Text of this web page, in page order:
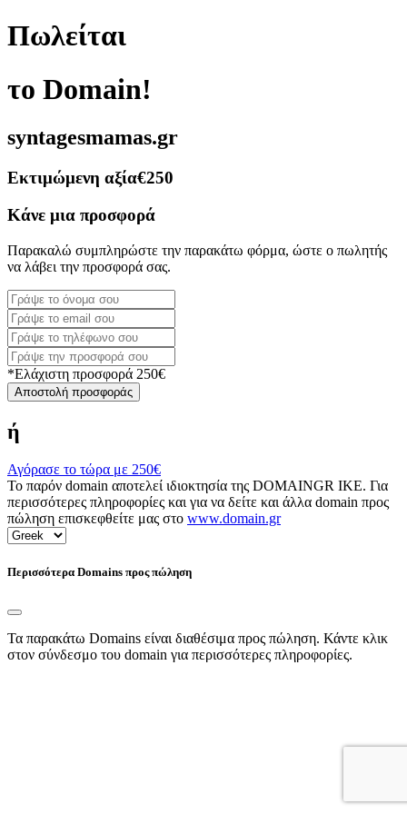
Πωλείται
το Domain!
syntagesmamas.gr
Εκτιμώμενη αξία€250
Κάνε μια προσφορά
Παρακαλώ συμπληρώστε την παρακάτω φόρμα, ώστε ο πωλητής
να λάβει την προσφορά σας.
*Ελάχιστη προσφορά 250€
Αποστολή προσφοράς
ή
Αγόρασε το τώρα με 250€
Το παρόν domain αποτελεί ιδιοκτησία της DOMAINGR ΙΚΕ. Για
περισσότερες πληροφορίες και για να δείτε και άλλα domain προς
πώληση επισκεφθείτε μας στο www.domain.gr
Περισσότερα Domains προς πώληση
Τα παρακάτω Domains είναι διαθέσιμα προς πώληση. Κάντε κλικ
στον σύνδεσμο του domain για περισσότερες πληροφορίες.